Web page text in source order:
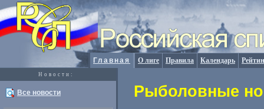
Главная О лиге Правила Календарь
Новости:
Все новости Рыболовные